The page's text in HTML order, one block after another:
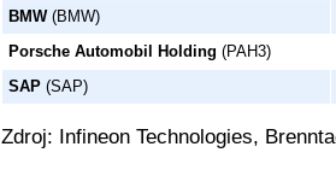
BMW(BMW)
Porsche Automobil Holding (PAH3)
SAP (SAP)
Zdroj: Infineon Technologies,